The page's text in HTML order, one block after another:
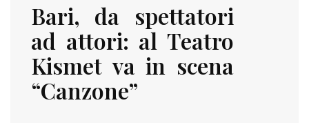
Bari, da spettatori
ad attori: al Teatro
Kismet va in scena
“Canzone”